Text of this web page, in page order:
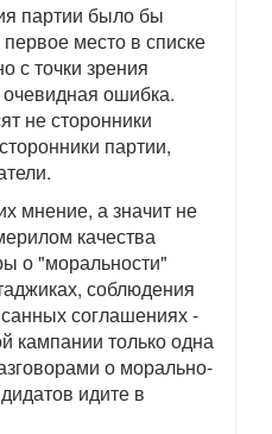
партии было бы
место в списке
с точки зрения
очевидная ошибка.
не сторонники
партии,
мнение, а значит не
качества
о "моральности"
соблюдения
соглашениях -
кампании только одна
о морально-
идите в